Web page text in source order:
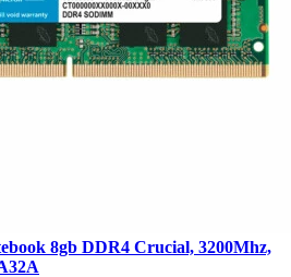
8gb DDR4 Crucial, 3200Mhz,